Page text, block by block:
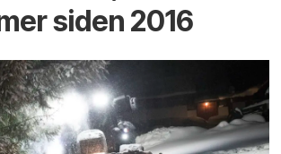
siden 2016